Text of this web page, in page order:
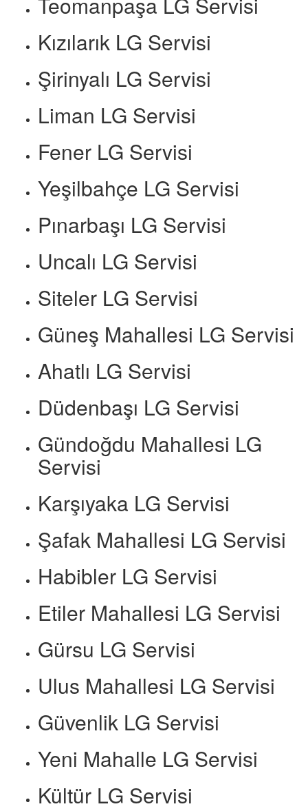
Kızılarık LG Servisi
Şirinyalı LG Servisi
Liman LG Servisi
Fener LG Servisi
Yeşilbahçe LG Servisi
Pınarbaşı LG Servisi
Uncalı LG Servisi
Siteler LG Servisi
Güneş Mahallesi LG Servisi
Ahatlı LG Servisi
Düdenbaşı LG Servisi
Gündoğdu Mahallesi LG
Servisi
Karşıyaka LG Servisi
Şafak Mahallesi LG Servisi
Habibler LG Servisi
Etiler Mahallesi LG Servisi
Gürsu LG Servisi
Ulus Mahallesi LG Servisi
Güvenlik LG Servisi
Yeni Mahalle LG Servisi
Kültür LG Servisi